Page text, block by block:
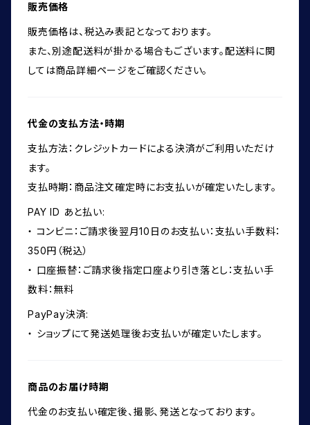
販売価格
販売価格は、税込み表記となっております。
また、別途配送料が掛かる場合もございます。配送料に関
しては商品詳細ページをご確認ください。
代金の支払方法・時期
支払方法：クレジットカードによる決済がご利用いただけ
ます。
支払時期：商品注文確定時にお支払いが確定いたします。
PAY ID あと払い:
・ コンビニ：ご請求後翌月10日のお支払い：支払い手数料：
350円（税込）
・ 口座振替：ご請求後指定口座より引き落とし：支払い手
数料：無料
PayPay決済:
・ ショップにて発送処理後お支払いが確定いたします。
商品のお届け時期
代金のお支払い確定後、撮影、発送となっております。